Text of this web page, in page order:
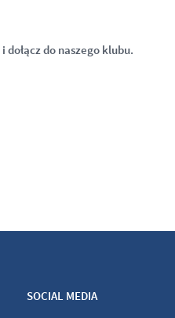
i dołącz do naszego klubu.
SOCIAL MEDIA